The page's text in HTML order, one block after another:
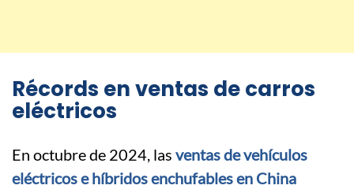
Récords en ventas de carros
eléctricos
En octubre de 2024, las ventas de vehículos
eléctricos e híbridos enchufables en China